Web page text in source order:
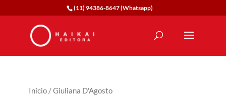
(11) 94386-8647 (Whatsapp)
Início/ Giuliana D'Agosto